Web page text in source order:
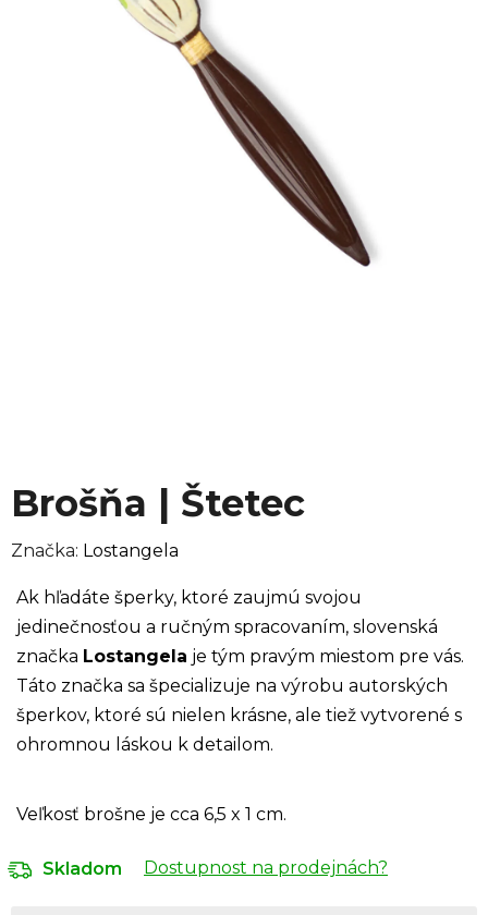
Brošňa | Štetec
Značka: Lostangela
Ak hľadáte šperky, ktoré zaujmú svojou
jedinečnosťou a ručným spracovaním, slovenská
značka Lostangela je tým pravým miestom pre vás.
Táto značka sa špecializuje na výrobu autorských
šperkov, ktoré sú nielen krásne, ale tiež vytvorené s
ohromnou láskou k detailom.
Veľkosť brošne je cca 6,5 x 1 cm.
Skladom Dostupnost na prodejnách?